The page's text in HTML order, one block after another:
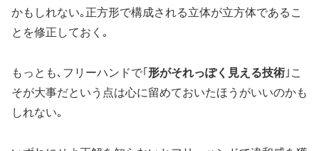
かもしれない｡正方形で構成される立体が立方体であるこ
とを修正しておく｡
もっとも､フリーハンドで｢ 形がそれっぽく見える技術 ｣こ
そが大事だという点は心に留めておいたほうがいいのかも
しれない｡